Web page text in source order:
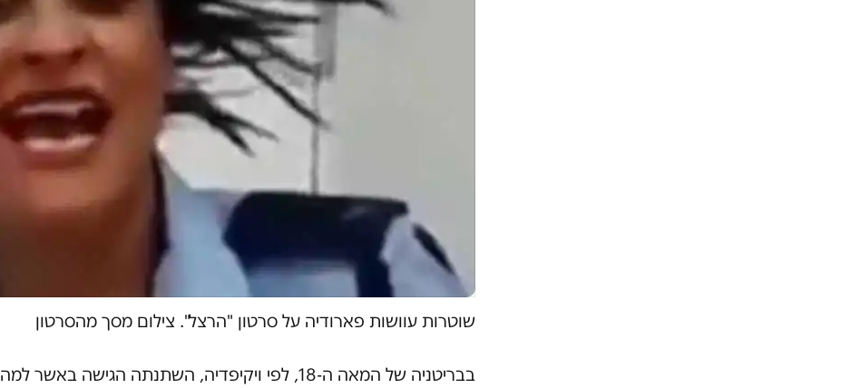
שוטרות עוושות פארודיה על סרטון "הרצל". צילום מסך מהסרטון
בבריטניה של המאה ה-18, לפי ויקיפדיה, השתנתה הגישה באשר למה